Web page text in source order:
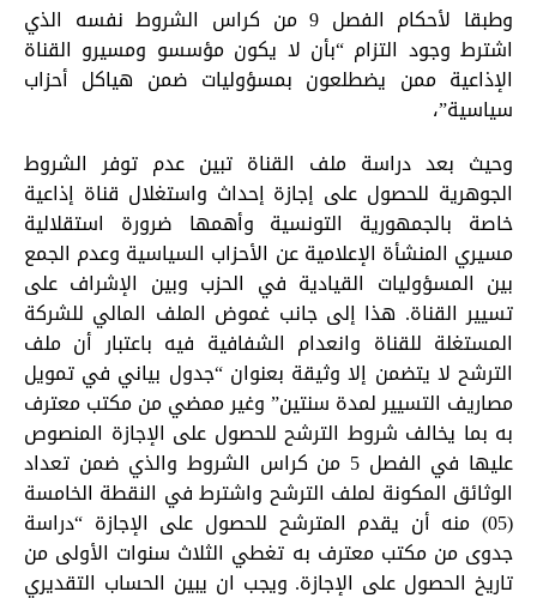
وطبقا لأحكام الفصل 9 من كراس الشروط نفسه الذي
اشترط وجود التزام “بأن لا يكون مؤسسو ومسيرو القناة
الإذاعية ممن يضطلعون بمسؤوليات ضمن هياكل أحزاب
سياسية”،
وحيث بعد دراسة ملف القناة تبين عدم توفر الشروط
الجوهرية للحصول على إجازة إحداث واستغلال قناة إذاعية
خاصة بالجمهورية التونسية وأهمها ضرورة استقلالية
مسيري المنشأة الإعلامية عن الأحزاب السياسية وعدم الجمع
بين المسؤوليات القيادية في الحزب وبين الإشراف على
تسيير القناة. هذا إلى جانب غموض الملف المالي للشركة
المستغلة للقناة وانعدام الشفافية فيه باعتبار أن ملف
الترشح لا يتضمن إلا وثيقة بعنوان “جدول بياني في تمويل
مصاريف التسيير لمدة سنتين” وغير ممضي من مكتب معترف
به بما يخالف شروط الترشح للحصول على الإجازة المنصوص
عليها في الفصل 5 من كراس الشروط والذي ضمن تعداد
الوثائق المكونة لملف الترشح واشترط في النقطة الخامسة
(05) منه أن يقدم المترشح للحصول على الإجازة “دراسة
جدوى من مكتب معترف به تغطي الثلاث سنوات الأولى من
تاريخ الحصول على الإجازة. ويجب ان يبين الحساب التقديري